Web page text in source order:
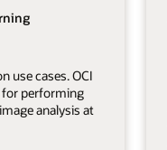
use cases. OCI
for performing
analysis at